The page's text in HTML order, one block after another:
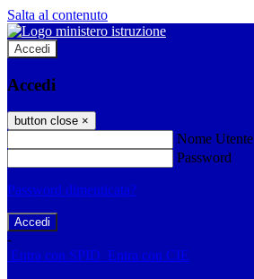
Salta al contenuto
Accedi
Accedi
button close ×
Nome Utente
Password
Password dimenticata?
-
Entra con SPID Entra con CIE